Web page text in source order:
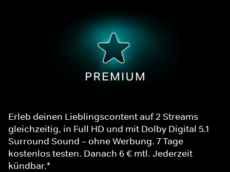
Erleb deinen Lieblingscontent auf 2 Streams
gleichzeitig, in Full HD und mit Dolby Digital 5.1
Surround Sound – ohne Werbung. 7 Tage
kostenlos testen. Danach 6 € mtl. Jederzeit
kündbar.*